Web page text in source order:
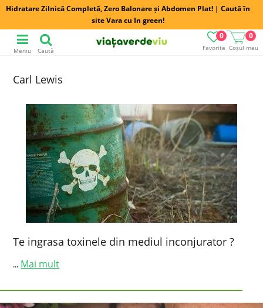
Hidratare Zilnică Completă, Zero Balonare și Abdomen Plat! | Caută în
site Vara cu In green!
Favorite
0
Coșul meu
0
Meniu Caută
Carl Lewis
Te ingrasa toxinele din mediul inconjurator ?
... Mai mult